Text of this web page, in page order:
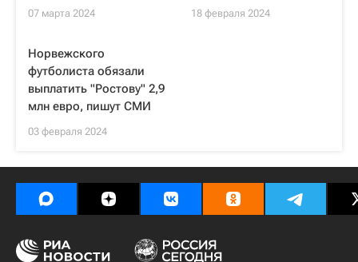
07 марта 2024 18 февраля 2024
Норвежского
футболиста обязали
выплатить "Ростову" 2,9
млн евро, пишут СМИ
03 февраля 2024